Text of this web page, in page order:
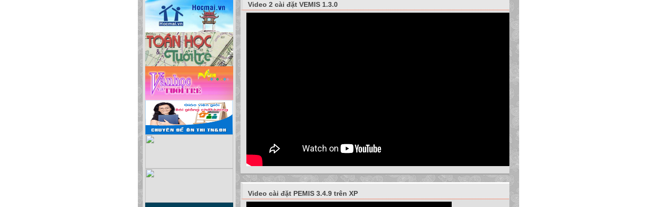
- Thực hiện các bước sau:
www.themegallery.com
Company Name
Bài 19: TÌM KIẾM VÀ THAY THẾ
Video 2 cài đặt VEMIS 1.3.0
Video cài đặt PEMIS 3.4.9 trên XP